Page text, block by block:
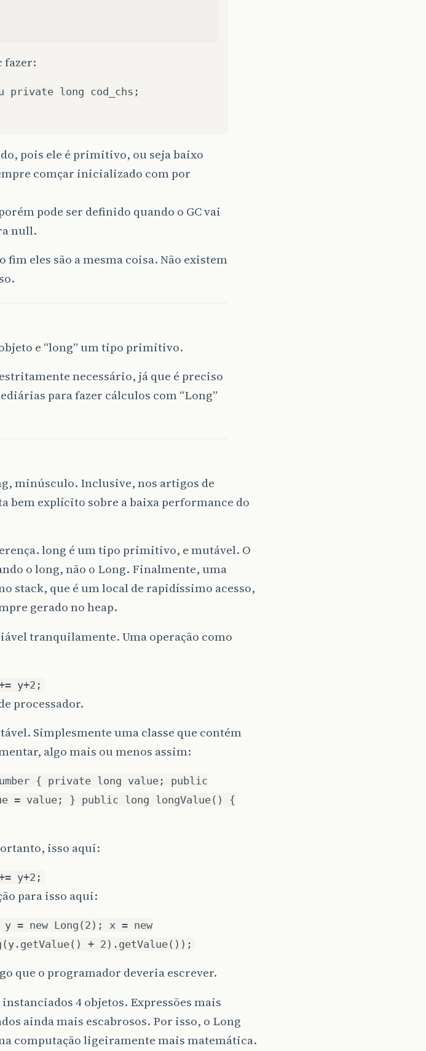
fazer:
private long cod_chs;
pois ele é primitivo, ou seja baixo
comçar inicializado com por
pode ser definido quando o GC vai
null.
fim eles são a mesma coisa. Não existem
e “long” um tipo primitivo.
necessário, já que é preciso
para fazer cálculos com “Long”
minúsculo. Inclusive, nos artigos de
bem explícito sobre a baixa performance do
long é um tipo primitivo, e mutável. O
o long, não o Long. Finalmente, uma
stack, que é um local de rapidíssimo acesso,
gerado no heap.
tranquilamente. Uma operação como
y+2;
processador.
Simplesmente uma classe que contém
algo mais ou menos assim:
{ private long value; public
= value; } public long longValue() {
isso aqui:
y+2;
para isso aqui:
y = new Long(2); x = new
+ 2).getValue());
que o programador deveria escrever.
4 objetos. Expressões mais
ainda mais escabrosos. Por isso, o Long
computação ligeiramente mais matemática.